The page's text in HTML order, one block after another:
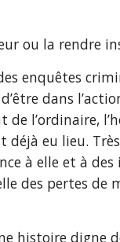
ou la rendre
enquêtes
dans
l’ordinaire,
eu lieu.
à elle et à des
des pertes de
histoire digne